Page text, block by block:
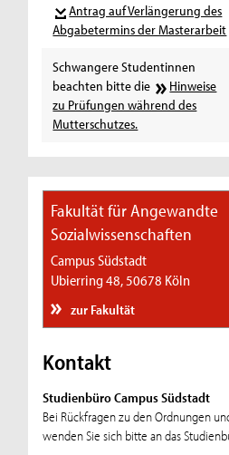
Antrag auf Verlängerung des
Abgabetermins der Masterarbeit
Schwangere Studentinnen
beachten bitte die
Hinweise
zu Prüfungen während des
Mutterschutzes.
Fakultät für Angewandte
Sozialwissenschaften
Campus Südstadt
Ubierring 48, 50678 Köln
zur Fakultät
Kontakt
Studienbüro Campus Südstadt
Bei Rückfragen zu den Ordnungen
wenden Sie sich bitte an das